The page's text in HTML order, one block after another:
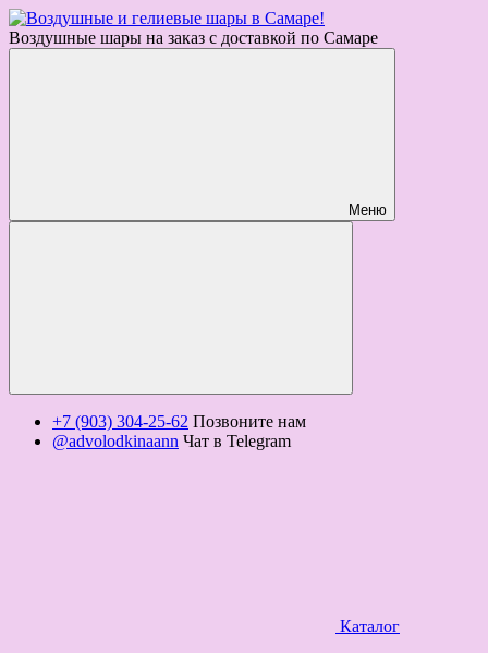
Воздушные шары на заказ с доставкой по Самаре
Меню
+7 (903) 304-25-62 Позвоните нам
@advolodkinaann Чат в Telegram
Каталог